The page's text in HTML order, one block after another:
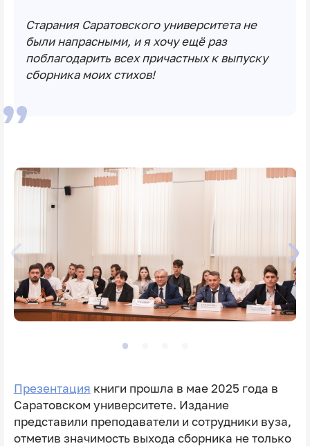
Старания Саратовского университета не
были напрасными, и я хочу ещё раз
поблагодарить всех причастных к выпуску
сборника моих стихов!
Презентация книги прошла в мае 2025 года в
Саратовском университете. Издание
представили преподаватели и сотрудники вуза,
отметив значимость выхода сборника не только